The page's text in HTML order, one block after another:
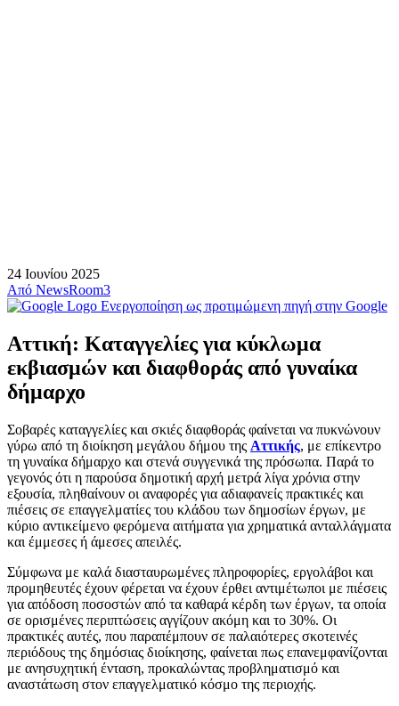
24 Ιουνίου 2025
Από NewsRoom3
Ενεργοποίηση ως προτιμώμενη πηγή στην Google
Αττική: Καταγγελίες για κύκλωμα
εκβιασμών και διαφθοράς από γυναίκα
δήμαρχο
Σοβαρές καταγγελίες και σκιές διαφθοράς φαίνεται να πυκνώνουν
γύρω από τη διοίκηση μεγάλου δήμου της Αττικής, με επίκεντρο
τη γυναίκα δήμαρχο και στενά συγγενικά της πρόσωπα. Παρά το
γεγονός ότι η παρούσα δημοτική αρχή μετρά λίγα χρόνια στην
εξουσία, πληθαίνουν οι αναφορές για αδιαφανείς πρακτικές και
πιέσεις σε επαγγελματίες του κλάδου των δημοσίων έργων, με
κύριο αντικείμενο φερόμενα αιτήματα για χρηματικά ανταλλάγματα
και έμμεσες ή άμεσες απειλές.
Σύμφωνα με καλά διασταυρωμένες πληροφορίες, εργολάβοι και
προμηθευτές έχουν φέρεται να έχουν έρθει αντιμέτωποι με πιέσεις
για απόδοση ποσοστών από τα καθαρά κέρδη των έργων, τα οποία
σε ορισμένες περιπτώσεις αγγίζουν ακόμη και το 30%. Οι
πρακτικές αυτές, που παραπέμπουν σε παλαιότερες σκοτεινές
περιόδους της δημόσιας διοίκησης, φαίνεται πως επανεμφανίζονται
με ανησυχητική ένταση, προκαλώντας προβληματισμό και
αναστάτωση στον επαγγελματικό κόσμο της περιοχής.